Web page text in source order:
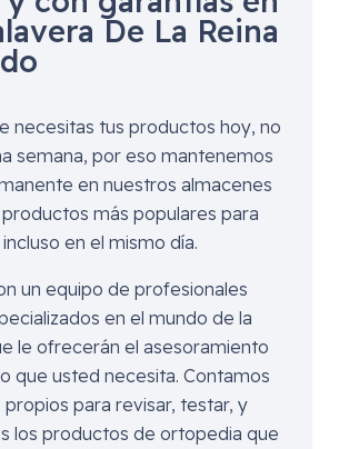
De La Reina
necesitas tus productos hoy, no
semana, por eso mantenemos
en nuestros almacenes
más populares para
en el mismo día.
un equipo de profesionales
en el mundo de la
le ofrecerán el asesoramiento
que usted necesita. Contamos
para revisar, testar, y
los productos de ortopedia que